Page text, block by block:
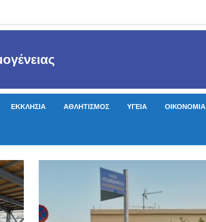
ΕΚΚΛΗΣΙΑ ΑΘΛΗΤΙΣΜΟΣ ΥΓΕΙΑ ΟΙΚΟΝΟΜΙΑ